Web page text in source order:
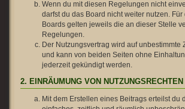
Wenn du mit diesen Regelungen nicht
darfst du das Board nicht weiter nutzen.
Boards gelten jeweils die an dieser Stelle
Regelungen.
Der Nutzungsvertrag wird auf unbestimmte
und kann von beiden Seiten ohne
jederzeit gekündigt werden.
2. EINRÄUMUNG VON NUTZUNGSRECHTEN
Mit dem Erstellen eines Beitrags erteilst du